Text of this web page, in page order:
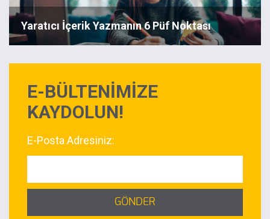
Yaratıcı İçerik Yazmanın 6 Püf Noktası
E-BÜLTENİMİZE
KAYDOLUN!
E-Posta Adresiniz:
GÖNDER